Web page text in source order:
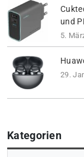
und
5.
29.
Kategorien